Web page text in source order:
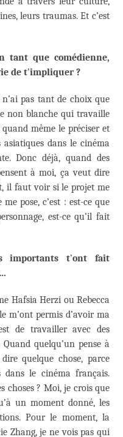
leurs traumas. Et c’est
tant que comédienne,
de t’impliquer ?
pas tant de choix que
non blanche qui travaille
même le préciser et
asiatiques dans le cinéma
Donc déjà, quand des
à moi, ça veut dire
il faut voir si le projet me
pose, c’est : est-ce que
est-ce qu’il fait
importants t’ont fait
Hafsia Herzi ou Rebecca
m’ont permis d’avoir ma
de travailler avec des
quelqu’un pense à
quelque chose, parce
dans le cinéma français.
choses ? Moi, je crois que
un moment donné, les
Pour le moment, la
Zhang, je ne vois pas qui